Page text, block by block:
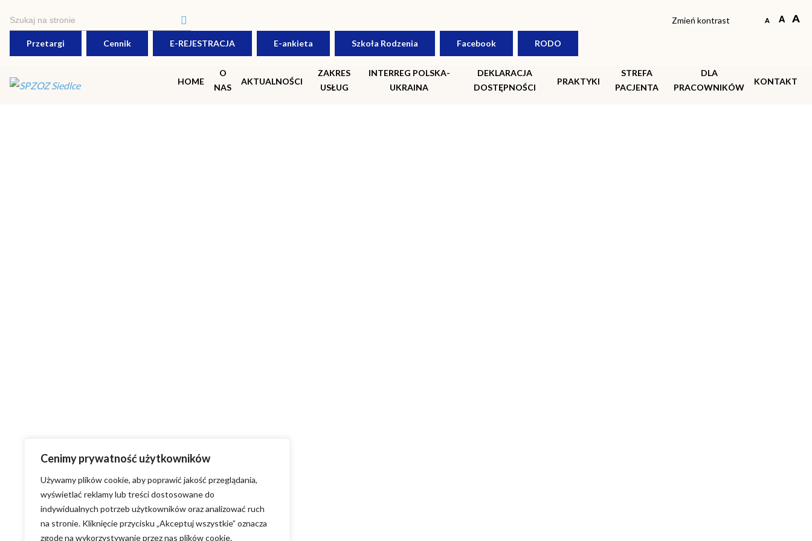
Cenimy prywatność użytkowników
Używamy plików cookie, aby poprawić jakość przeglądania,
wyświetlać reklamy lub treści dostosowane do
indywidualnych potrzeb użytkowników oraz analizować ruch
na stronie. Kliknięcie przycisku „Akceptuj wszystkie” oznacza
zgodę na wykorzystywanie przez nas plików cookie.
Zmień kontrast
Przetargi Cennik E-REJESTRACJA E-ankieta Szkoła Rodzenia Facebook RODO
HOME
O
NAS
AKTUALNOŚCI
ZAKRES
USŁUG
INTERREG POLSKA-
UKRAINA
DEKLARACJA
DOSTĘPNOŚCI
PRAKTYKI
STREFA
PACJENTA
DLA
PRACOWNIKÓW
KONTAKT
see-me